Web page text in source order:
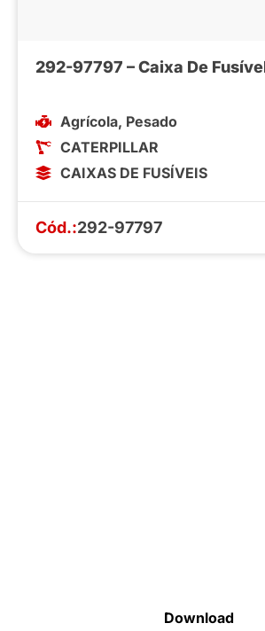
292-97797 – Caixa De
Agrícola, Pesado
CATERPILLAR
CAIXAS DE FUSÍVEIS
Cód.:292-97797
Download